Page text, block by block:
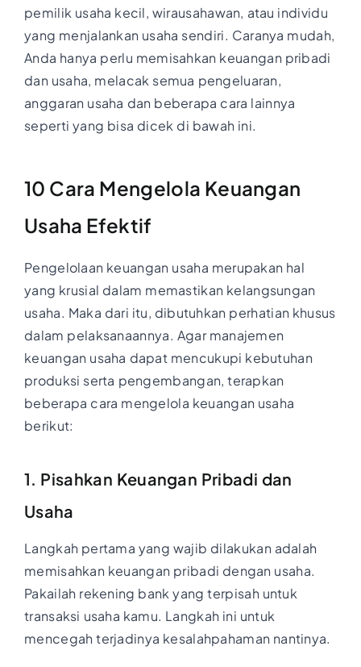
pemilik usaha kecil, wirausahawan, atau individu
yang menjalankan usaha sendiri. Caranya mudah,
Anda hanya perlu memisahkan keuangan pribadi
dan usaha, melacak semua pengeluaran,
anggaran usaha dan beberapa cara lainnya
seperti yang bisa dicek di bawah ini.
10 Cara Mengelola Keuangan
Usaha Efektif
Pengelolaan keuangan usaha merupakan hal
yang krusial dalam memastikan kelangsungan
usaha. Maka dari itu, dibutuhkan perhatian khusus
dalam pelaksanaannya. Agar manajemen
keuangan usaha dapat mencukupi kebutuhan
produksi serta pengembangan, terapkan
beberapa cara mengelola keuangan usaha
berikut:
1. Pisahkan Keuangan Pribadi dan
Usaha
Langkah pertama yang wajib dilakukan adalah
memisahkan keuangan pribadi dengan usaha.
Pakailah rekening bank yang terpisah untuk
transaksi usaha kamu. Langkah ini untuk
mencegah terjadinya kesalahpahaman nantinya.